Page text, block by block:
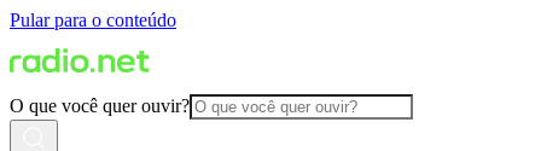
Pular para o conteúdo
O que você quer ouvir?